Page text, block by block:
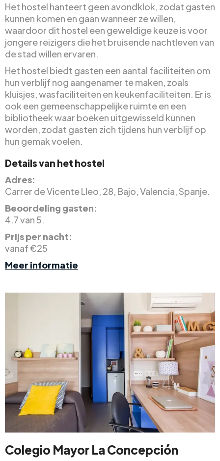
Het hostel hanteert geen avondklok, zodat gasten
kunnen komen en gaan wanneer ze willen,
waardoor dit hostel een geweldige keuze is voor
jongere reizigers die het bruisende nachtleven van
de stad willen ervaren.
Het hostel biedt gasten een aantal faciliteiten om
hun verblijf nog aangenamer te maken, zoals
kluisjes, wasfaciliteiten en keukenfaciliteiten. Er is
ook een gemeenschappelijke ruimte en een
bibliotheek waar boeken uitgewisseld kunnen
worden, zodat gasten zich tijdens hun verblijf op
hun gemak voelen.
Details van het hostel
Adres:
Carrer de Vicente Lleo, 28, Bajo, Valencia, Spanje.
Beoordeling gasten:
4.7 van 5.
Prijs per nacht:
vanaf €25
Meer informatie
Colegio Mayor La Concepción